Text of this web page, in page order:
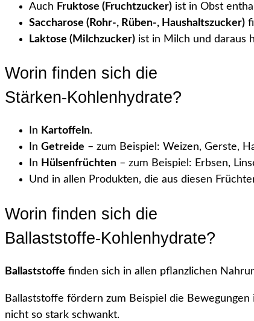
Auch Fruktose (Fruchtzucker) ist in Obst
Saccharose (Rohr-, Rüben-, Haushaltszucker)
Laktose (Milchzucker) ist in Milch und daraus
Worin finden sich die
Stärken-Kohlenhydrate?
In Kartoffeln.
In Getreide – zum Beispiel: Weizen, Gerste,
In Hülsenfrüchten – zum Beispiel: Erbsen,
Und in allen Produkten, die aus diesen
Worin finden sich die
Ballaststoffe-Kohlenhydrate?
Ballaststoffe finden sich in allen pflanzlichen
Ballaststoffe fördern zum Beispiel die
nicht so stark schwankt.